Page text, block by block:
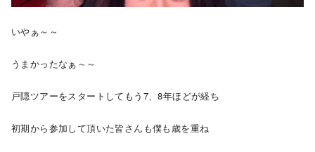
いやぁ～～
うまかったなぁ～～
戸隠ツアーをスタートしてもう7、8年ほどが経ち
初期から参加して頂いた皆さんも僕も歳を重ね